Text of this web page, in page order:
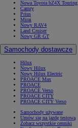
Nowa Toyota bZ4X Touring
Camry
Prius
Mirai
Nowy RAV4
Land Cruiser
Nowy GR GT
Samochody dostawcze
Hilux
Nowy Hilux
Nowy Hilux Electric
PROACE Max
PROACE
PROACE Verso
PROACE CITY
PROACE CITY Verso
Samochody używane
Umów się na jazdę testową
Zobacz wszystkie cenniki